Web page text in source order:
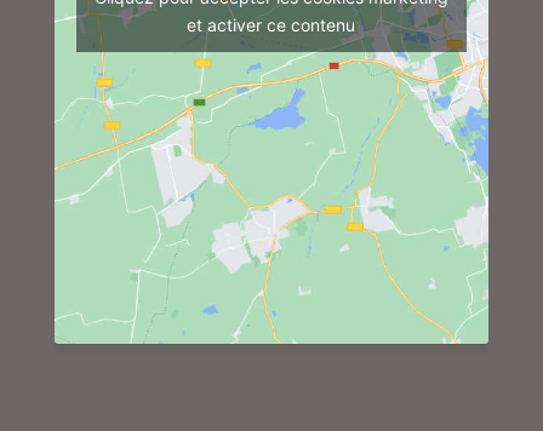
et activer ce contenu